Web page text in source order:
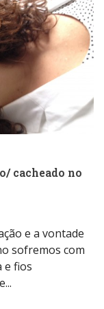
cacheado no
e a vontade
sofremos com
e fios